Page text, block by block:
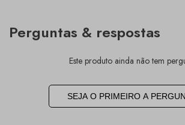
Perguntas & respostas
Este produto ainda não tem
SEJA O PRIMEIRO A